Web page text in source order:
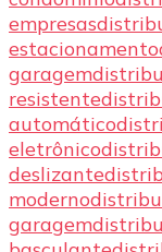
empresas
estacionamento
garagem
resistente
automático
eletrônico
deslizante
moderno
garagem